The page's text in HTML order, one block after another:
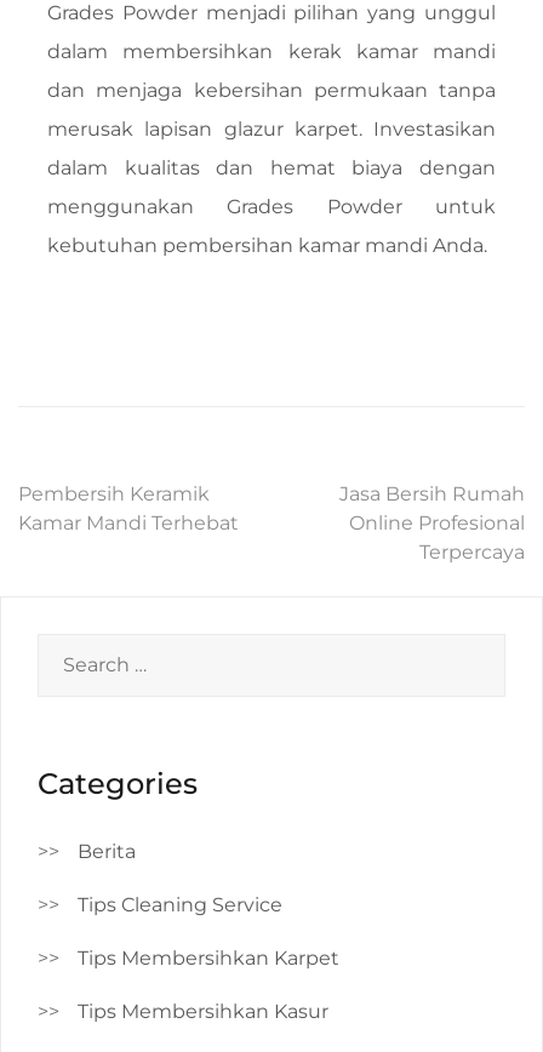
Grades Powder menjadi pilihan yang unggul
dalam membersihkan kerak kamar mandi
dan menjaga kebersihan permukaan tanpa
merusak lapisan glazur karpet. Investasikan
dalam kualitas dan hemat biaya dengan
menggunakan Grades Powder untuk
kebutuhan pembersihan kamar mandi Anda.
Post
Pembersih Keramik
Kamar Mandi Terhebat
Jasa Bersih Rumah
Online Profesional
Terpercaya
for:
Categories
Berita
Tips Cleaning Service
Tips Membersihkan Karpet
Tips Membersihkan Kasur